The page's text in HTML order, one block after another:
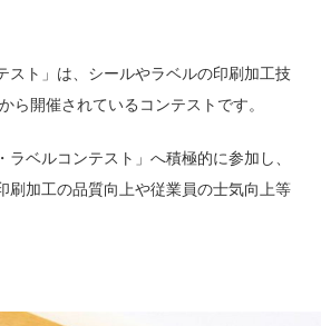
スト」は、シールやラベルの印刷加工技
ら開催されているコンテストです。
ラベルコンテスト」へ積極的に参加し、
刷加工の品質向上や従業員の士気向上等